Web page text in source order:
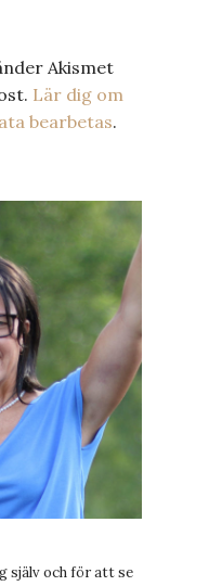
Akismet
Lär dig om
bearbetas.
själv och för att se